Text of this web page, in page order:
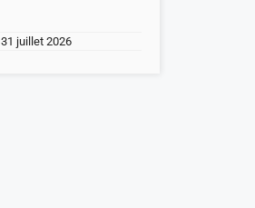
31 juillet 2026